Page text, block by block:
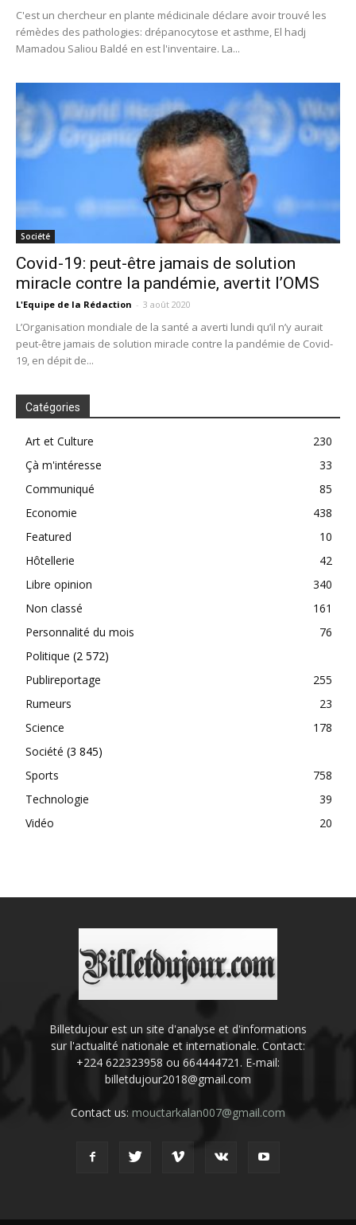
C'est un chercheur en plante médicinale déclare avoir trouvé les
rémèdes des pathologies: drépanocytose et asthme, El hadj
Mamadou Saliou Baldé en est l'inventaire. La...
Société
Covid-19: peut-être jamais de solution
miracle contre la pandémie, avertit l’OMS
L'Equipe de la Rédaction - 3 août 2020
L’Organisation mondiale de la santé a averti lundi qu’il n’y aurait
peut-être jamais de solution miracle contre la pandémie de Covid-
19, en dépit de...
Catégories
Art et Culture
230
Çà m'intéresse
33
Communiqué
85
Economie
438
Featured
10
Hôtellerie
42
Libre opinion
340
Non classé
161
Personnalité du mois
76
Politique (2 572)
Publireportage
255
Rumeurs
23
Science
178
Société (3 845)
Sports
758
Technologie
39
Vidéo
20
Billetdujour est un site d'analyse et d'informations
sur l'actualité nationale et internationale. Contact:
+224 622323958 ou 664444721. E-mail:
billetdujour2018@gmail.com
Contact us: mouctarkalan007@gmail.com